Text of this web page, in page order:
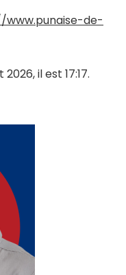
de-
il est 17:17.